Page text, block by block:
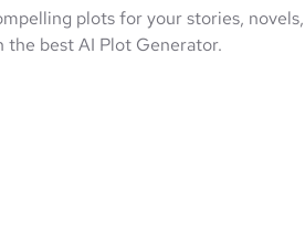
plots for your stories, novels,
the best AI Plot Generator.